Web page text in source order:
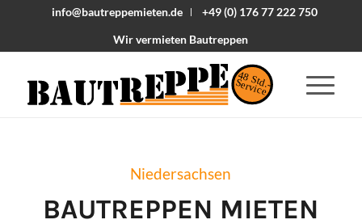
info@bautreppemieten.de
+49 (0) 176 77 222 750
Wir vermieten Bautreppen
48 Std.-
Service
Niedersachsen
BAUTREPPEN MIETEN